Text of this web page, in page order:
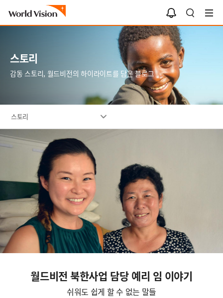
검
색
알
림
함
스토리
감동 스토리, 월드비전의 하이라이트를 담은 블로그
스토리
월드비전 북한사업 담당 예리 임 이야기
쉬워도 쉽게 할 수 없는 말들